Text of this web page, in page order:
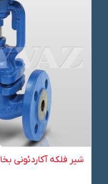
شیر فلکه آکاردئونی